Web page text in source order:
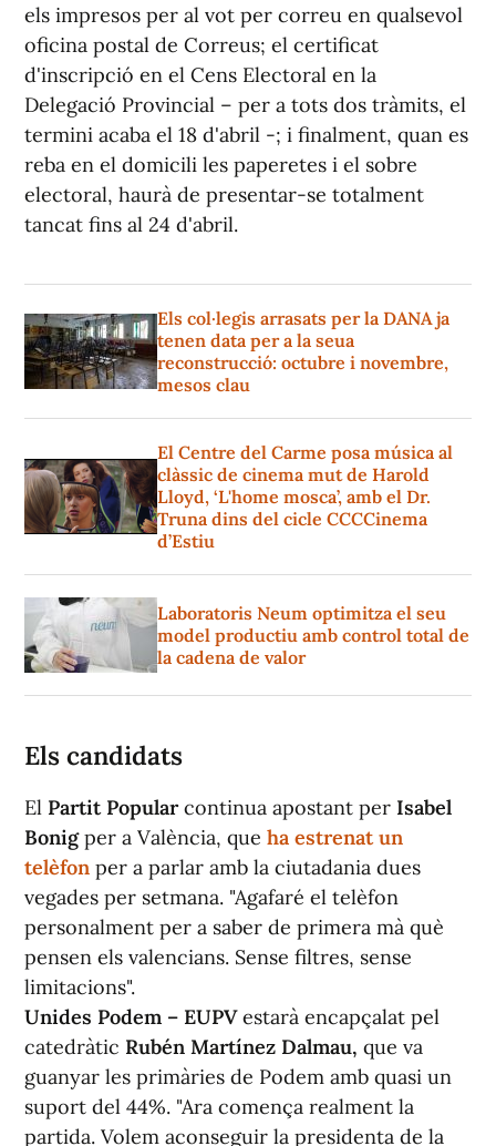
els impresos per al vot per correu en qualsevol
oficina postal de Correus; el certificat
d'inscripció en el Cens Electoral en la
Delegació Provincial – per a tots dos tràmits, el
termini acaba el 18 d'abril -; i finalment, quan es
reba en el domicili les paperetes i el sobre
electoral, haurà de presentar-se totalment
tancat fins al 24 d'abril.
Els col·legis arrasats per la DANA ja
tenen data per a la seua
reconstrucció: octubre i novembre,
mesos clau
El Centre del Carme posa música al
clàssic de cinema mut de Harold
Lloyd, ‘L'home mosca’, amb el Dr.
Truna dins del cicle CCCCinema
d’Estiu
Laboratoris Neum optimitza el seu
model productiu amb control total de
la cadena de valor
Els candidats
El Partit Popularcontinua apostant per Isabel
Bonigper a València, que ha estrenat un
telèfon per a parlar amb la ciutadania dues
vegades per setmana. "Agafaré el telèfon
personalment per a saber de primera mà què
pensen els valencians. Sense filtres, sense
limitacions".
Unides Podem – EUPVestarà encapçalat pel
catedràtic Rubén Martínez Dalmau, que va
guanyar les primàries de Podem amb quasi un
suport del 44%. "Ara comença realment la
partida. Volem aconseguir la presidenta de la